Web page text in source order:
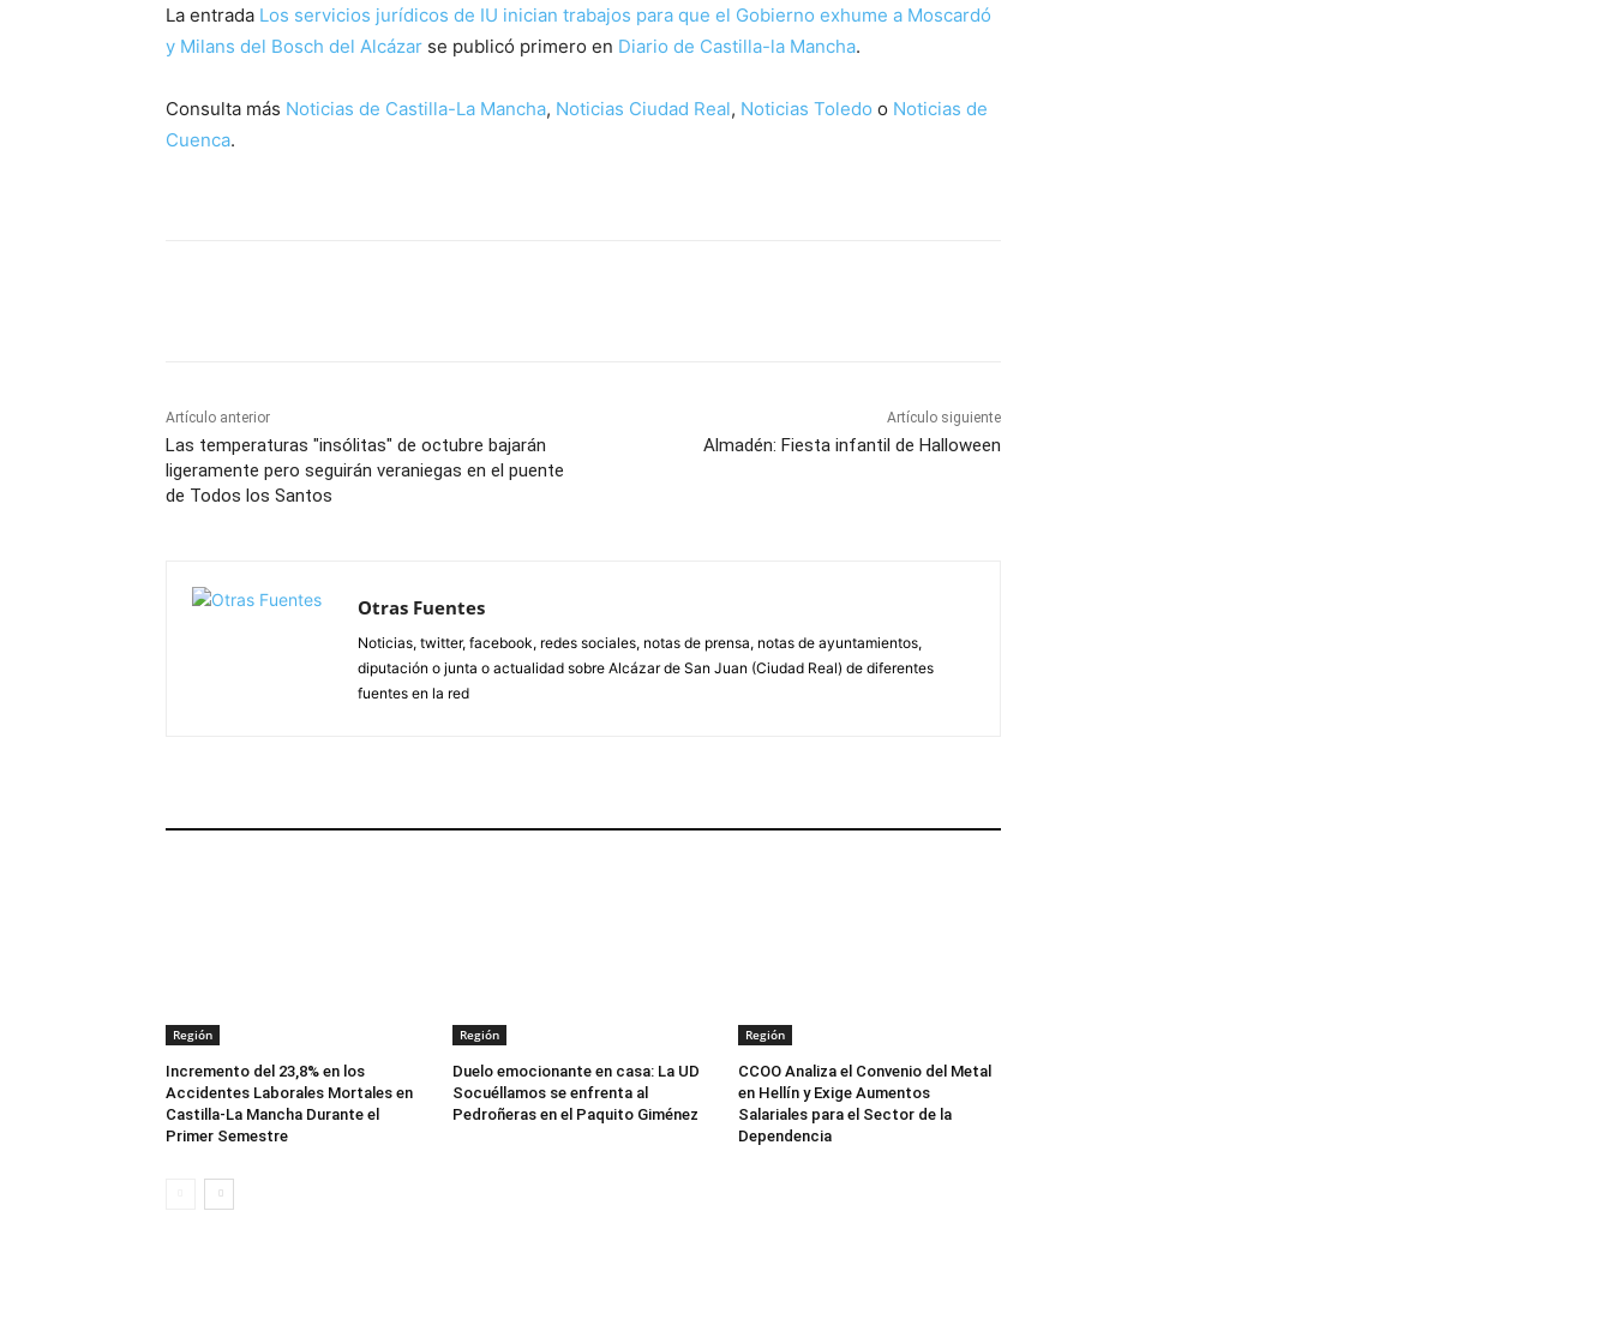
La entrada Los servicios jurídicos de IU inician trabajos para que el Gobierno exhume a Moscardó
y Milans del Bosch del Alcázar se publicó primero en Diario de Castilla-la Mancha.
Consulta más Noticias de Castilla-La Mancha, Noticias Ciudad Real, Noticias Toledo o Noticias de
Cuenca.
Artículo anterior
Las temperaturas "insólitas" de octubre bajarán
ligeramente pero seguirán veraniegas en el puente
de Todos los Santos
Artículo siguiente
Almadén: Fiesta infantil de Halloween
Otras Fuentes
Noticias, twitter, facebook, redes sociales, notas de prensa, notas de ayuntamientos,
diputación o junta o actualidad sobre Alcázar de San Juan (Ciudad Real) de diferentes
fuentes en la red
Región
Incremento del 23,8% en los
Accidentes Laborales Mortales en
Castilla-La Mancha Durante el
Primer Semestre
Región
Duelo emocionante en casa: La UD
Socuéllamos se enfrenta al
Pedroñeras en el Paquito Giménez
Región
CCOO Analiza el Convenio del Metal
en Hellín y Exige Aumentos
Salariales para el Sector de la
Dependencia